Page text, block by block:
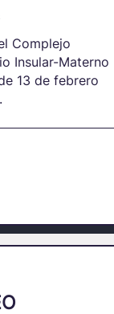
Complejo
Insular-Materno
13 de febrero